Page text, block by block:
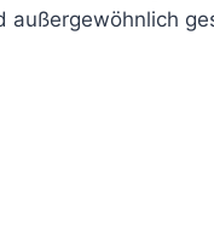
außergewöhnlich